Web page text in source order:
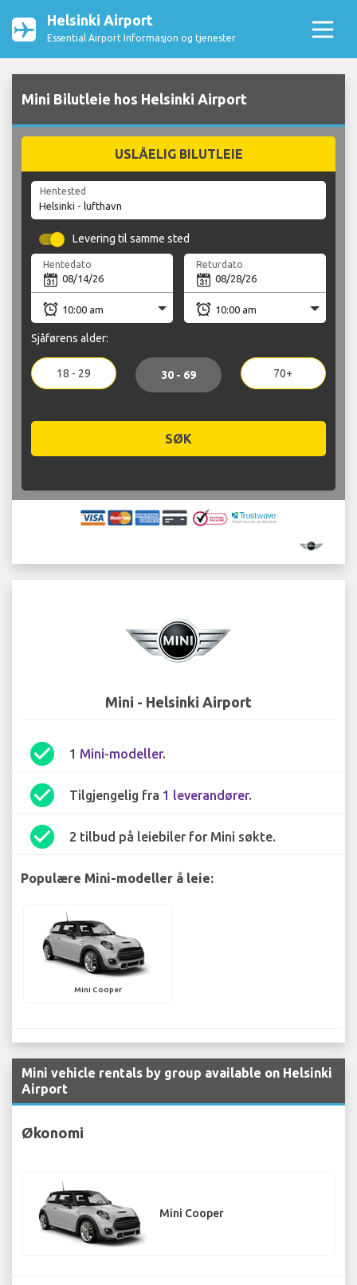
Helsinki Airport
Essential Airport Informasjon og tjenester
Mini Bilutleie hos Helsinki Airport
USLÅELIG BILUTLEIE
Hentested
Levering til samme sted
Hentedato Returdato
Sjåførens alder:
18 - 29 30 - 69 70+
SØK
Mini - Helsinki Airport
check_circle 1 Mini-modeller.
check_circle Tilgjengelig fra 1 leverandører.
check_circle 2 tilbud på leiebiler for Mini søkte.
Populære Mini-modeller å leie:
Mini Cooper
Mini vehicle rentals by group available on Helsinki
Airport
Økonomi
Mini Cooper